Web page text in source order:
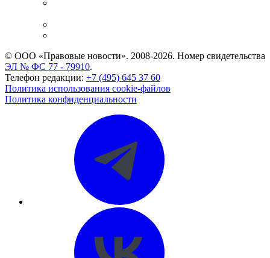
© ООО «Правовые новости». 2008-2026. Номер свидетельства
ЭЛ № ФС 77 - 79910.
Телефон редакции: +7 (495) 645 37 60
Политика использования cookie-файлов
Политика конфиденциальности